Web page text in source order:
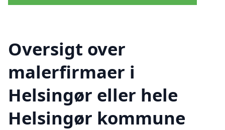
Oversigt over
malerfirmaer i
Helsingør eller hele
Helsingør kommune